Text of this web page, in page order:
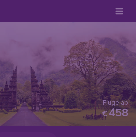
€458
Flüge ab